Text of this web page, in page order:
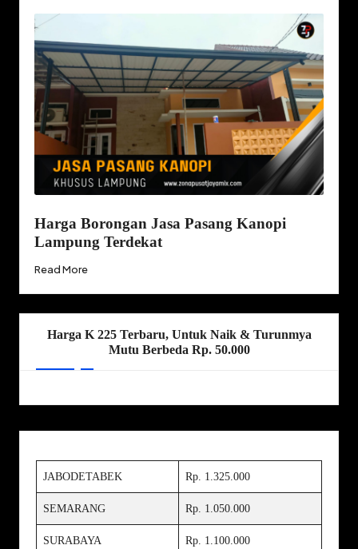
Harga Borongan Jasa Pasang Kanopi
Lampung Terdekat
Read More
Harga K 225 Terbaru, Untuk Naik & Turunmya
Mutu Berbeda Rp. 50.000
JABODETABEK Rp. 1.325.000
SEMARANG Rp. 1.050.000
SURABAYA Rp. 1.100.000